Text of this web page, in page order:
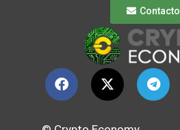
Contacto